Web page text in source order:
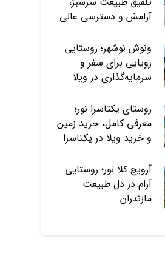
آرامش و دسترسی عالی
ونوش نوشهر؛ روستایی
رویایی برای سفر و
سرمایه‌گذاری در ویلا
روستای یکتاسرا نور؛
معرفی کامل، خرید زمین
و خرید ویلا در یکتاسرا
آرویج‌ کلا نور؛ روستایی
آرام در دل طبیعت
مازندران